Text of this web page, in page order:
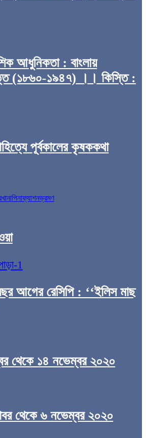
আধুনিকতা : বাংলায়
(১৮৬০-১৯৪৭) ।। কিস্তি :
পূর্বকালের কৃষককথা
খানাপিনাফ্যাশনভ্রমণ
আগের রেসিপি : ‘‘ইলিস মাছ
থেকে ১৪ নভেম্বর ২০২০
থেকে ৬ নভেম্বর ২০২০